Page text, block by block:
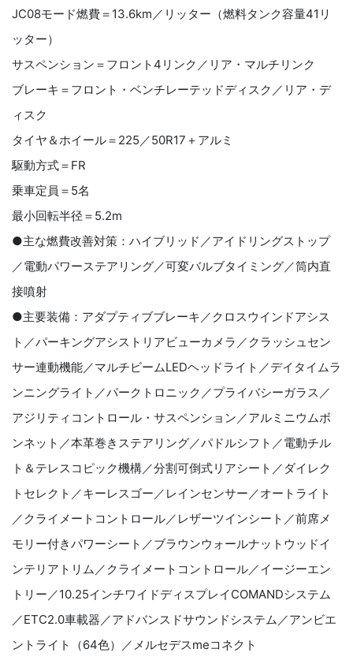
JC08モード燃費＝ 13.6km ／リッター（燃料タンク容量41 リ
ッター）
サスペンション＝フロント4 リンク／リア・マルチリンク
ブレーキ＝フロント・ベンチレーテッドディスク／リア・デ
ィスク
タイヤ＆ホイール＝ 225 ／50R17 ＋アルミ
駆動方式＝ FR
乗車定員＝ 5名
最小回転半径＝ 5.2m
●主な燃費改善対策：ハイブリッド／アイドリングストップ
／電動パワーステアリング／可変バルブタイミング／筒内直
接噴射
●主要装備：アダプティブブレーキ／クロスウインドアシス
ト／パーキングアシストリアビューカメラ／クラッシュセン
サー連動機能／マルチビームLEDヘッドライト／デイタイムラ
ンニングライト／パークトロニック／プライバシーガラス／
アジリティコントロール・サスペンション／アルミニウムボ
ンネット／本革巻きステアリング／パドルシフト／電動チル
ト＆テレスコピック機構／分割可倒式リアシート／ダイレク
トセレクト／キーレスゴー／レインセンサー／オートライト
／クライメートコントロール／レザーツインシート／前席メ
モリー付きパワーシート／ブラウンウォールナットウッドイ
ンテリアトリム／クライメートコントロール／イージーエン
トリー／10.25インチワイドディスプレイCOMANDシステム
／ETC2.0車載器／アドバンスドサウンドシステム／アンビエ
ントライト（64色）／メルセデスmeコネクト